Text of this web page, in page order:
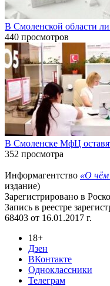
В Смоленской области
440 просмотров
В Смоленске МфЦ
352 просмотра
Информагентство «О чём
издание)
Зарегистрировано в
Запись в реестре
68403 от 16.01.2017 г.
18+
Дзен
ВКонтакте
Одноклассники
Телеграм